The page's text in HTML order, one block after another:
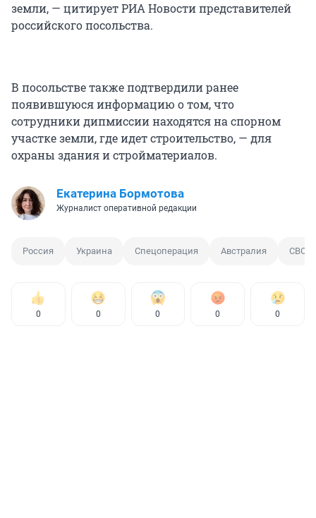
земли, — цитирует РИА Новости представителей
российского посольства.
В посольстве также подтвердили ранее
появившуюся информацию о том, что
сотрудники дипмиссии находятся на спорном
участке земли, где идет строительство, — для
охраны здания и стройматериалов.
Екатерина Бормотова
Журналист оперативной редакции
Россия Украина Спецоперация Австралия СВО
0 0 0 0 0